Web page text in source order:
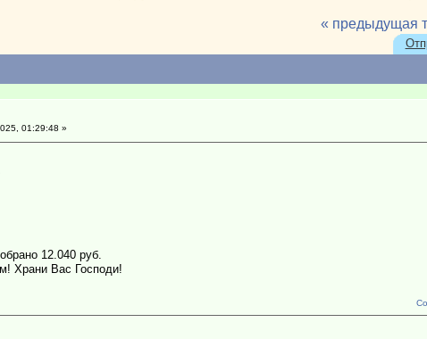
« предыдущая
01:29:48 »
12.040 руб.
Храни Вас Господи!